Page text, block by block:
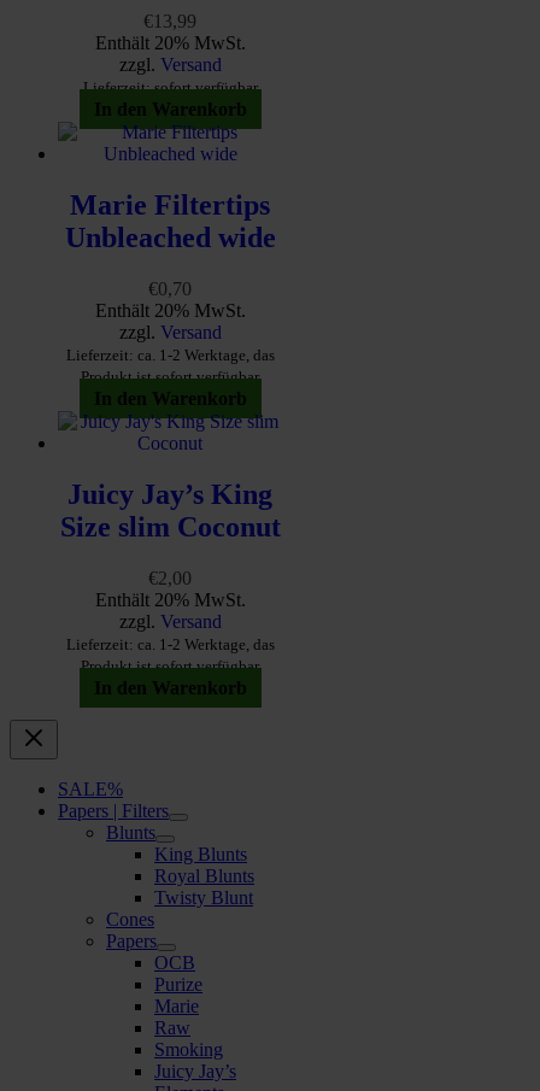
€13,99
Enthält 20% MwSt.
zzgl. Versand
Lieferzeit: sofort verfügbar
In den Warenkorb
Marie Filtertips
Unbleached wide
€0,70
Enthält 20% MwSt.
zzgl. Versand
Lieferzeit: ca. 1-2 Werktage, das
Produkt ist sofort verfügbar
In den Warenkorb
Juicy Jay’s King
Size slim Coconut
€2,00
Enthält 20% MwSt.
zzgl. Versand
Lieferzeit: ca. 1-2 Werktage, das
Produkt ist sofort verfügbar
In den Warenkorb
SALE%
Papers | Filters
Blunts
King Blunts
Royal Blunts
Twisty Blunt
Cones
Papers
OCB
Purize
Marie
Raw
Smoking
Juicy Jay’s